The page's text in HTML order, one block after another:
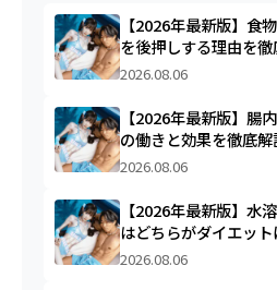
【2026年最新版】食
を後押しする理由を徹
2026.08.06
【2026年最新版】腸
の働きと効果を徹底解
2026.08.06
【2026年最新版】水
はどちらがダイエッ
2026.08.06